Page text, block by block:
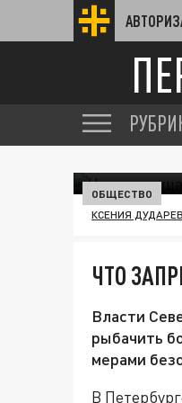
ОБЩЕСТВО
КСЕНИЯ
ЧТО
Власти
рыбачить
мерами
В